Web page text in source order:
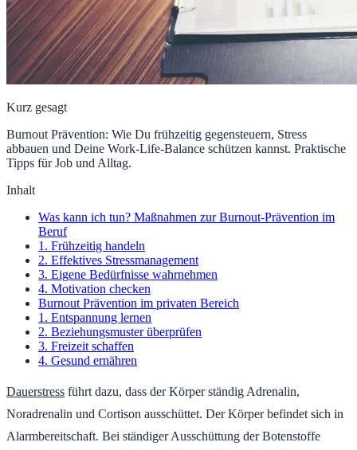
Kurz gesagt
Burnout Prävention: Wie Du frühzeitig gegensteuern, Stress
abbauen und Deine Work-Life-Balance schützen kannst. Praktische
Tipps für Job und Alltag.
Inhalt
Was kann ich tun? Maßnahmen zur Burnout-Prävention im
Beruf
1. Frühzeitig handeln
2. Effektives Stressmanagement
3. Eigene Bedürfnisse wahrnehmen
4. Motivation checken
Burnout Prävention im privaten Bereich
1. Entspannung lernen
2. Beziehungsmuster überprüfen
3. Freizeit schaffen
4. Gesund ernähren
Dauerstress führt dazu, dass der Körper ständig Adrenalin,
Noradrenalin und Cortison ausschüttet. Der Körper befindet sich in
Alarmbereitschaft. Bei ständiger Ausschüttung der Botenstoffe